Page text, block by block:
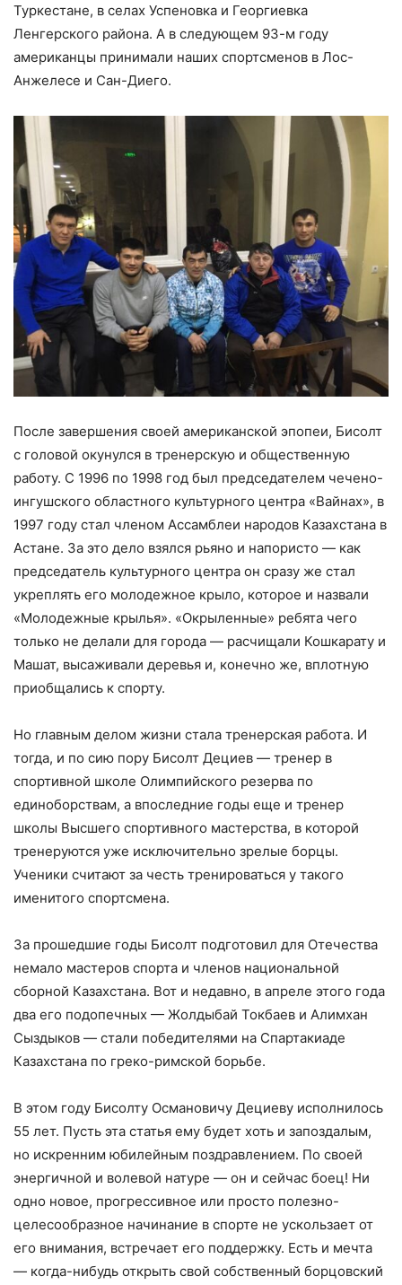
Туркестане, в селах Успеновка и Георгиевка
Ленгерского района. А в следующем 93-м году
американцы принимали наших спортсменов в Лос-
Анжелесе и Сан-Диего.
После завершения своей американской эпопеи, Бисолт
с головой окунулся в тренерскую и общественную
работу. С 1996 по 1998 год был председателем чечено-
ингушского областного культурного центра «Вайнах», в
1997 году стал членом Ассамблеи народов Казахстана в
Астане. За это дело взялся рьяно и напористо — как
председатель культурного центра он сразу же стал
укреплять его молодежное крыло, которое и назвали
«Молодежные крылья». «Окрыленные» ребята чего
только не делали для города — расчищали Кошкарату и
Машат, высаживали деревья и, конечно же, вплотную
приобщались к спорту.
Но главным делом жизни стала тренерская работа. И
тогда, и по сию пору Бисолт Дециев — тренер в
спортивной школе Олимпийского резерва по
единоборствам, а впоследние годы еще и тренер
школы Высшего спортивного мастерства, в которой
тренеруются уже исключительно зрелые борцы.
Ученики считают за честь тренироваться у такого
именитого спортсмена.
За прошедшие годы Бисолт подготовил для Отечества
немало мастеров спорта и членов национальной
сборной Казахстана. Вот и недавно, в апреле этого года
два его подопечных — Жолдыбай Токбаев и Алимхан
Сыздыков — стали победителями на Спартакиаде
Казахстана по греко-римской борьбе.
В этом году Бисолту Османовичу Дециеву исполнилось
55 лет. Пусть эта статья ему будет хоть и запоздалым,
но искренним юбилейным поздравлением. По своей
энергичной и волевой натуре — он и сейчас боец! Ни
одно новое, прогрессивное или просто полезно-
целесообразное начинание в спорте не ускользает от
его внимания, встречает его поддержку. Есть и мечта
— когда-нибудь открыть свой собственный борцовский